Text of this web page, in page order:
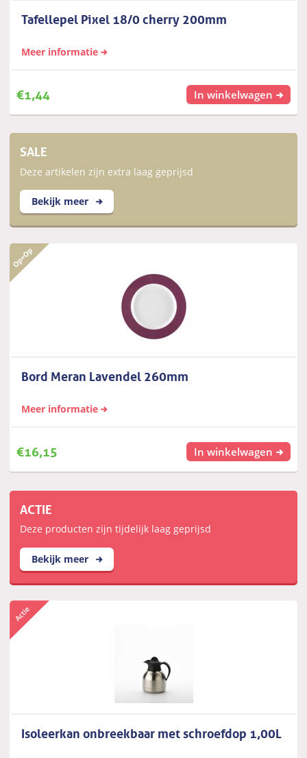
Tafellepel Pixel 18/0 cherry 200mm
Meer informatie
€1,44 In winkelwagen
SALE
Deze artikelen zijn extra laag geprijsd
Bekijk meer
Bord Meran Lavendel 260mm
Meer informatie
€16,15 In winkelwagen
ACTIE
Deze producten zijn tijdelijk laag geprijsd
Bekijk meer
Isoleerkan onbreekbaar met schroefdop 1,00L